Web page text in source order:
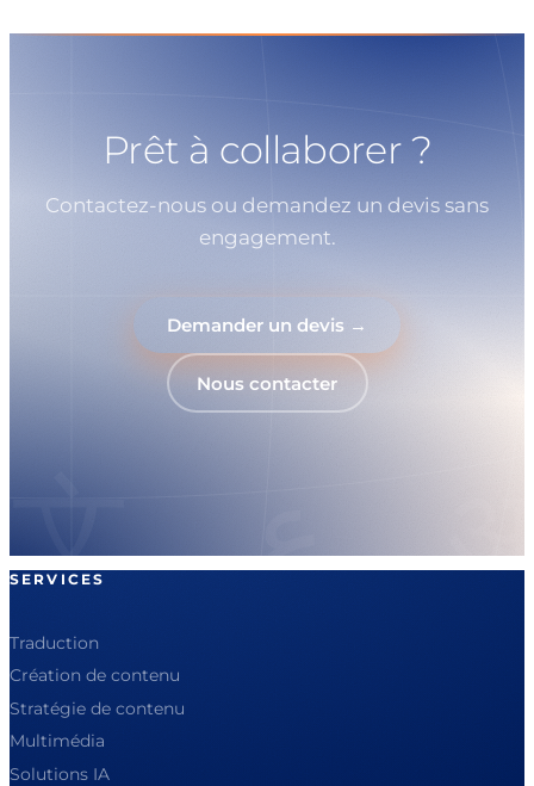
Prêt à collaborer ?
Contactez-nous ou demandez un devis sans
engagement.
Demander un devis →
Nous contacter
SERVICES
Traduction
Création de contenu
Stratégie de contenu
Multimédia
Solutions IA